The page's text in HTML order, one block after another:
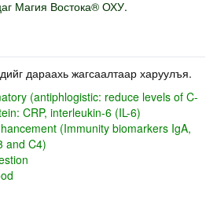
Магия Востока® ОХУ.
дараахь жагсаалтаар харуулъя.
(antiphlogistic: reduce levels of C-
CRP, interleukin-6 (IL-6)
(Immunity biomarkers IgA,
and C4)